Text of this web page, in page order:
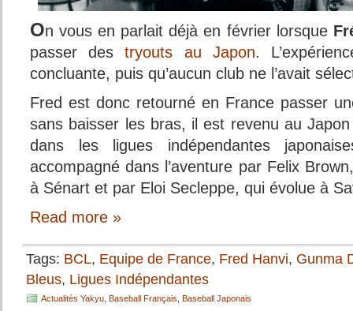
On vous en parlait déjà en février lorsque
passer destryouts au Japon.
concluante, puis qu’aucun club ne l’avait
Fred est donc retourné en France passer
sans baisser les bras, il est revenu au
dans les ligues indépendantes
accompagné dans l’aventure par Felix
à Sénart et par Eloi Secleppe, qui évolue à
Read more »
Tags: BCL, Equipe de France, Fred Hanvi, Gunma
Bleus, Ligues Indépendantes
Actualités Yakyu Baseball Français Baseball Japonais